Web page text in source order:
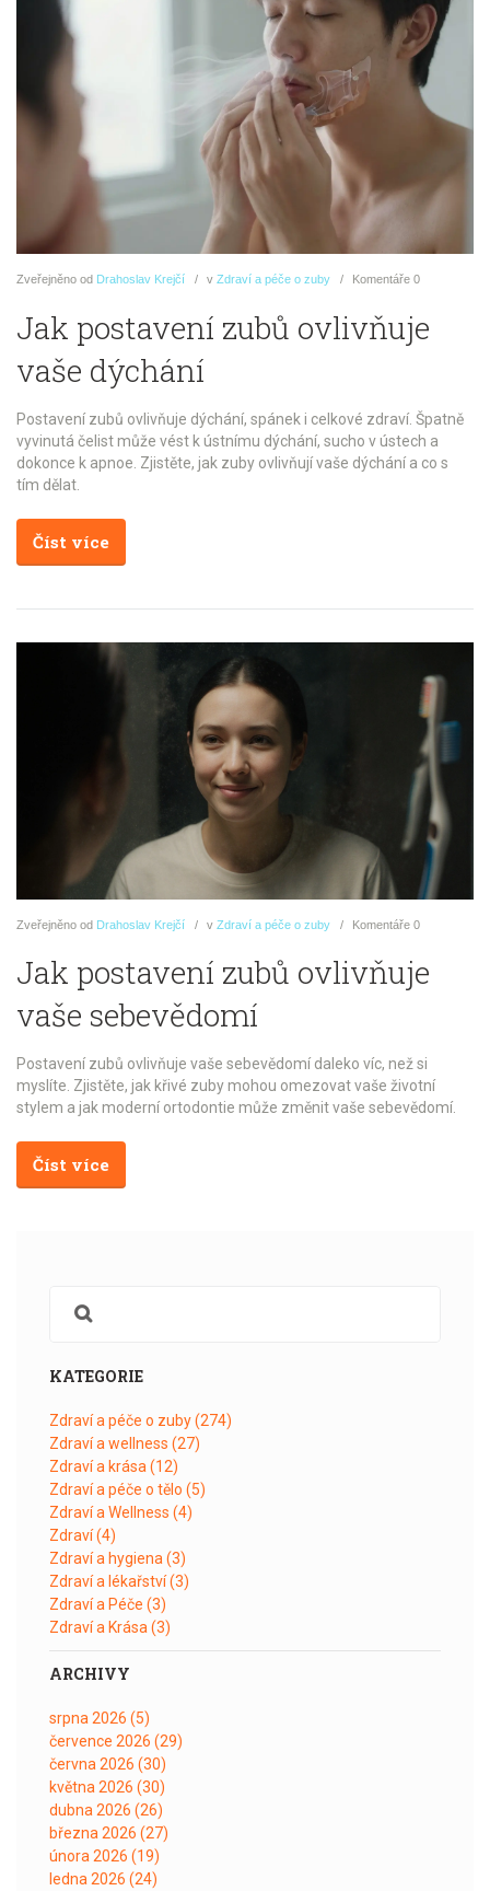
Zveřejněno od Drahoslav Krejčí v Zdraví a péče o zuby Komentáře 0
Jak postavení zubů ovlivňuje
vaše dýchání
Postavení zubů ovlivňuje dýchání, spánek i celkové zdraví. Špatně
vyvinutá čelist může vést k ústnímu dýchání, sucho v ústech a
dokonce k apnoe. Zjistěte, jak zuby ovlivňují vaše dýchání a co s
tím dělat.
Číst více
Zveřejněno od Drahoslav Krejčí v Zdraví a péče o zuby Komentáře 0
Jak postavení zubů ovlivňuje
vaše sebevědomí
Postavení zubů ovlivňuje vaše sebevědomí daleko víc, než si
myslíte. Zjistěte, jak křivé zuby mohou omezovat vaše životní
stylem a jak moderní ortodontie může změnit vaše sebevědomí.
Číst více
KATEGORIE
Zdraví a péče o zuby(274)
Zdraví a wellness (27)
Zdraví a krása(12)
Zdraví a péče o tělo (5)
Zdraví a Wellness (4)
Zdraví(4)
Zdraví a hygiena(3)
Zdraví a lékařství(3)
Zdraví a Péče (3)
Zdraví a Krása(3)
ARCHIVY
srpna 2026 (5)
července 2026 (29)
června 2026 (30)
května 2026 (30)
dubna 2026 (26)
března 2026 (27)
února 2026 (19)
ledna 2026 (24)